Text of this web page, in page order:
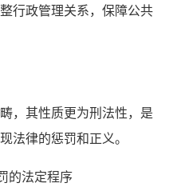
行政管理关系，保障公共
其性质更为刑法性，是
法律的惩罚和正义。
的法定程序